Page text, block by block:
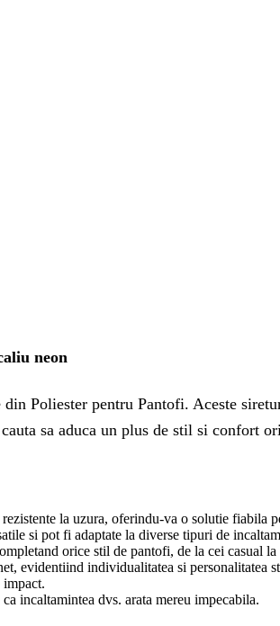
neon
Poliester pentru Pantofi. Aceste
sa aduca un plus de stil si confort
la uzura, oferindu-va o solutie fiabila
si pot fi adaptate la diverse tipuri de
orice stil de pantofi, de la cei casual la
evidentiind individualitatea si personalitatea
impact.
incaltamintea dvs. arata mereu impecabila.